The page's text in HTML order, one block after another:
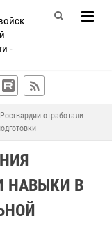
-
отработали
НАВЫКИ В